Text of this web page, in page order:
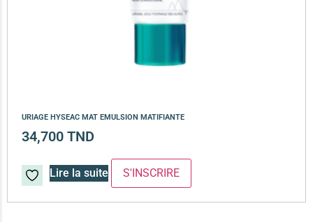
URIAGE HYSEAC MAT EMULSION MATIFIANTE
34,700 TND
Lire la suite